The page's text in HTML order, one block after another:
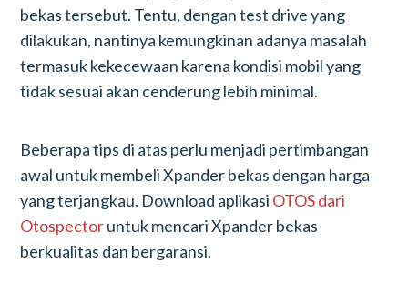
bekas tersebut. Tentu, dengan test drive yang
dilakukan, nantinya kemungkinan adanya masalah
termasuk kekecewaan karena kondisi mobil yang
tidak sesuai akan cenderung lebih minimal.
Beberapa tips di atas perlu menjadi pertimbangan
awal untuk membeli Xpander bekas dengan harga
yang terjangkau. Download aplikasi OTOS dari
Otospectoruntuk mencari Xpander bekas
berkualitas dan bergaransi.